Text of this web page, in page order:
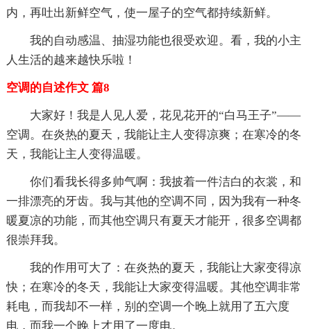
内，再吐出新鲜空气，使一屋子的空气都持续新鲜。
我的自动感温、抽湿功能也很受欢迎。看，我的小主
人生活的越来越快乐啦！
空调的自述作文 篇8
大家好！我是人见人爱，花见花开的“白马王子”——
空调。在炎热的夏天，我能让主人变得凉爽；在寒冷的冬
天，我能让主人变得温暖。
你们看我长得多帅气啊：我披着一件洁白的衣裳，和
一排漂亮的牙齿。我与其他的空调不同，因为我有一种冬
暖夏凉的功能，而其他空调只有夏天才能开，很多空调都
很崇拜我。
我的作用可大了：在炎热的夏天，我能让大家变得凉
快；在寒冷的冬天，我能让大家变得温暖。其他空调非常
耗电，而我却不一样，别的空调一个晚上就用了五六度
电，而我一个晚上才用了一度电。